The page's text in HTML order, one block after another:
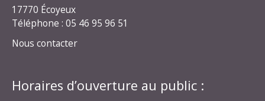
17770 Écoyeux
Téléphone : 05 46 95 96 51
Nous contacter
Horaires d’ouverture au public :